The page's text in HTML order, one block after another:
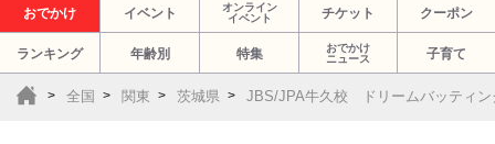
おでかけ イベント
オンライン
イベント
チケット クーポン
ランキング 年齢別 特集
おでかけ
ニュース
子育て
全国 関東 茨城県 JBS/JPA牛久校 ドリームバッティン